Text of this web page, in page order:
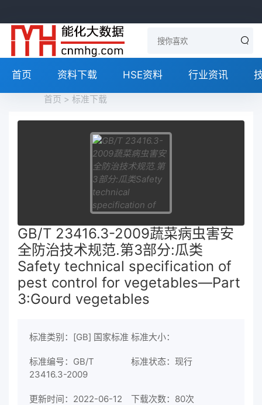
首页 资料下载 HSE资料 行业资讯
首页 > 标准下载
GB/T 23416.3-2009蔬菜病虫害安
全防治技术规范.第3部分:瓜类
Safety technical specification of
pest control for vegetables—Part
3:Gourd vegetables
标准类别：[GB] 国家标准 标准大小：
标准编号：GB/T
23416.3-2009
标准状态：现行
更新时间：2022-06-12 下载次数： 80次